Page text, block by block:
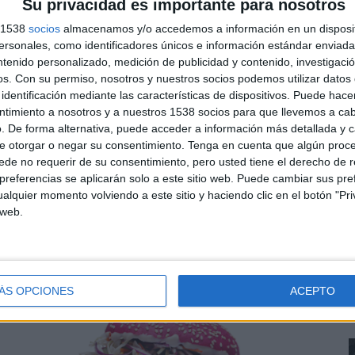
Su privacidad es importante para nosotros
socios almacenamos y/o accedemos a información en un
como identificadores únicos e información estándar
personalizado, medición de publicidad y contenido,
Con su permiso, nosotros y nuestros socios podemos utilizar datos
mediante las características de dispositivos. Puede
a nosotros y a nuestros 1538 socios para que llevemos a
De forma alternativa, puede acceder a información más detallada y
otorgar o negar su consentimiento. Tenga en cuenta que algún
no requerir de su consentimiento, pero usted tiene el derecho de
se aplicarán solo a este sitio web. Puede cambiar sus
momento volviendo a este sitio y haciendo clic en el botón
OPCIONES ACEPTO
de Twitch de Ibai Llanos, donde los
real.
como Netflix y KFC, con una clara apuesta en
en algún momento. Ha sido una auténtica
con un equipo de trabajo increíble formado
lo refleja: es una campaña a la altura de tremenda
and media effectiveness manager de KFC Iberia.
en exclusiva que fusiona los sabores de la cocina
los restaurantes KFC de España. La acción,
potenciar la notoriedad y reforzar el vínculo